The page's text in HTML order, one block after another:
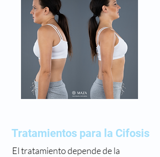
Tratamientos para la Cifosis
El tratamiento depende de la